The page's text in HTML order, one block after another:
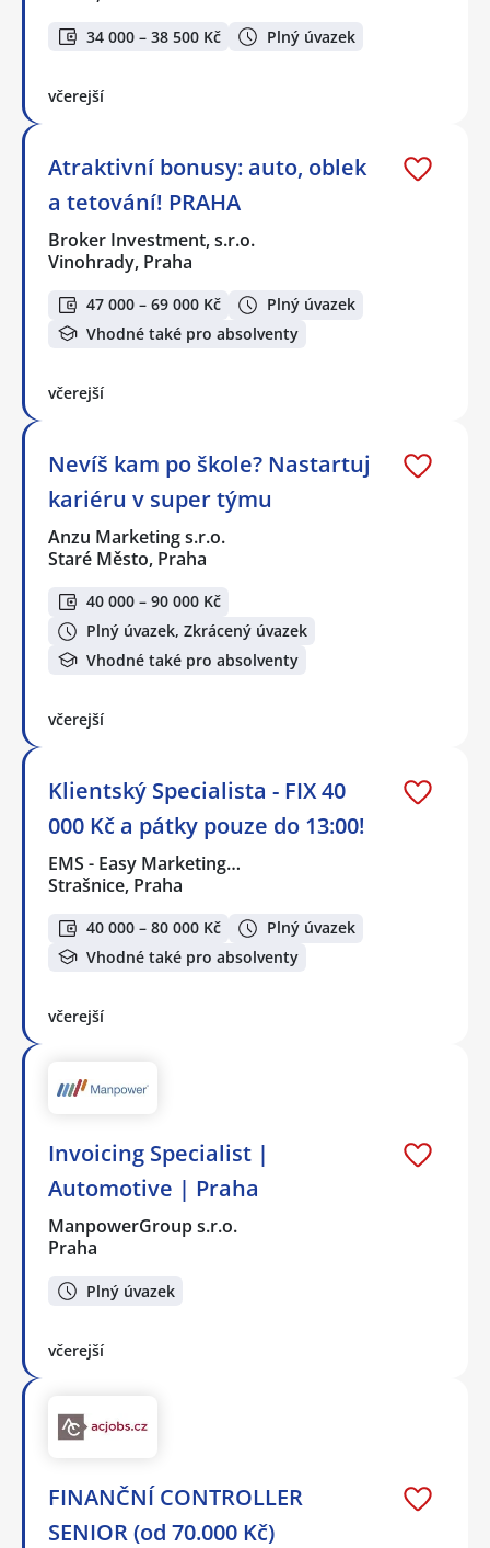
34 000 – 38 500 Kč Plný úvazek
včerejší
Atraktivní bonusy: auto, oblek
a tetování! PRAHA
Broker Investment, s.r.o.
Vinohrady, Praha
47 000 – 69 000 Kč
Plný úvazek
Vhodné také pro absolventy
včerejší
Nevíš kam po škole? Nastartuj
kariéru v super týmu
Anzu Marketing s.r.o.
Staré Město, Praha
40 000 – 90 000 Kč
Plný úvazek, Zkrácený úvazek
Vhodné také pro absolventy
včerejší
Klientský Specialista - FIX 40
000 Kč a pátky pouze do 13:00!
EMS - Easy Marketing…
Strašnice, Praha
40 000 – 80 000 Kč
Plný úvazek
Vhodné také pro absolventy
včerejší
Invoicing Specialist |
Automotive | Praha
ManpowerGroup s.r.o.
Praha
Plný úvazek
včerejší
FINANČNÍ CONTROLLER
SENIOR (od 70.000 Kč)